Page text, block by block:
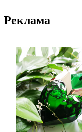
Реклама